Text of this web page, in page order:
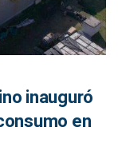
inauguró
en